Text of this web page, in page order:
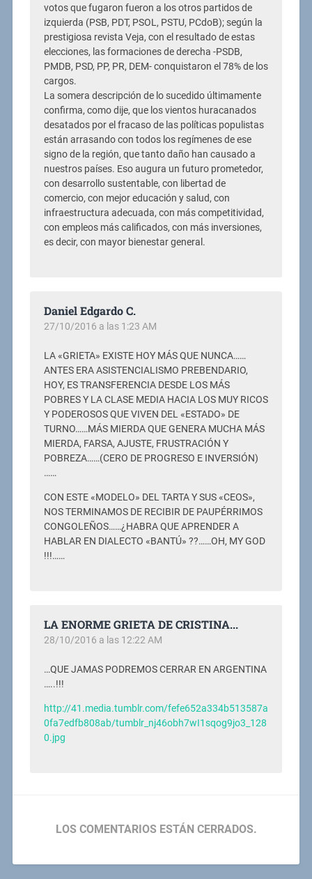
votos que fugaron fueron a los otros partidos de
izquierda (PSB, PDT, PSOL, PSTU, PCdoB); según la
prestigiosa revista Veja, con el resultado de estas
elecciones, las formaciones de derecha -PSDB,
PMDB, PSD, PP, PR, DEM- conquistaron el 78% de los
cargos.
La somera descripción de lo sucedido últimamente
confirma, como dije, que los vientos huracanados
desatados por el fracaso de las políticas populistas
están arrasando con todos los regímenes de ese
signo de la región, que tanto daño han causado a
nuestros países. Eso augura un futuro prometedor,
con desarrollo sustentable, con libertad de
comercio, con mejor educación y salud, con
infraestructura adecuada, con más competitividad,
con empleos más calificados, con más inversiones,
es decir, con mayor bienestar general.
Daniel Edgardo C.
27/10/2016 a las 1:23 AM
LA «GRIETA» EXISTE HOY MÁS QUE NUNCA……
ANTES ERA ASISTENCIALISMO PREBENDARIO,
HOY, ES TRANSFERENCIA DESDE LOS MÁS
POBRES Y LA CLASE MEDIA HACIA LOS MUY RICOS
Y PODEROSOS QUE VIVEN DEL «ESTADO» DE
TURNO……MÁS MIERDA QUE GENERA MUCHA MÁS
MIERDA, FARSA, AJUSTE, FRUSTRACIÓN Y
POBREZA……(CERO DE PROGRESO E INVERSIÓN)
……
CON ESTE «MODELO» DEL TARTA Y SUS «CEOS»,
NOS TERMINAMOS DE RECIBIR DE PAUPÉRRIMOS
CONGOLEÑOS……¿HABRA QUE APRENDER A
HABLAR EN DIALECTO «BANTÚ» ??……OH, MY GOD
!!!……
LA ENORME GRIETA DE CRISTINA...
28/10/2016 a las 12:22 AM
…QUE JAMAS PODREMOS CERRAR EN ARGENTINA
…..!!!
http://41.media.tumblr.com/fefe652a334b513587a
0fa7edfb808ab/tumblr_nj46obh7wI1sqog9jo3_128
0.jpg
LOS COMENTARIOS ESTÁN CERRADOS.